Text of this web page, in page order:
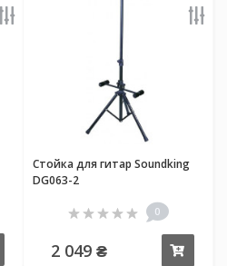
Стойка для гитар Soundking
DG063-2
0
2 049 ₴